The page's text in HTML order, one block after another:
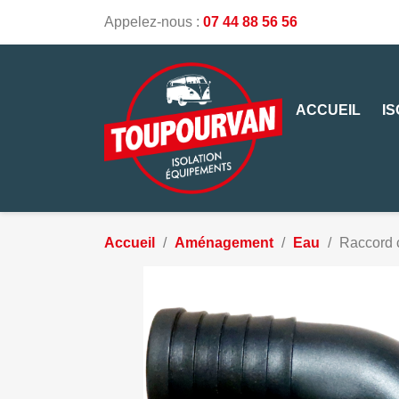
Appelez-nous : 07 44 88 56 56
ACCUEIL
Accueil Aménagement Eau Raccord